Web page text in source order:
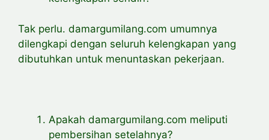
Tak perlu. damargumilang.com umumnya
dilengkapi dengan seluruh kelengkapan yang
dibutuhkan untuk menuntaskan pekerjaan.
Apakah damargumilang.com meliputi
pembersihan setelahnya?